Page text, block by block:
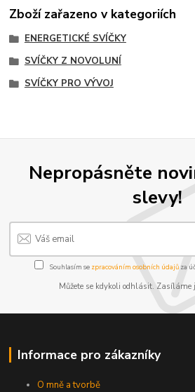
Zboží zařazeno v kategoriích
ENERGETICKÉ SVÍČKY
SVÍČKY Z NOVOLUNÍ
SVÍČKY PRO VÝVOJ
Nepropásněte
slevy!
Souhlasím se zpracováním osobních údajůza
Můžete se kdykoli odhlásit. Zasíláme
Informace pro zákazníky
O mně a tvorbě